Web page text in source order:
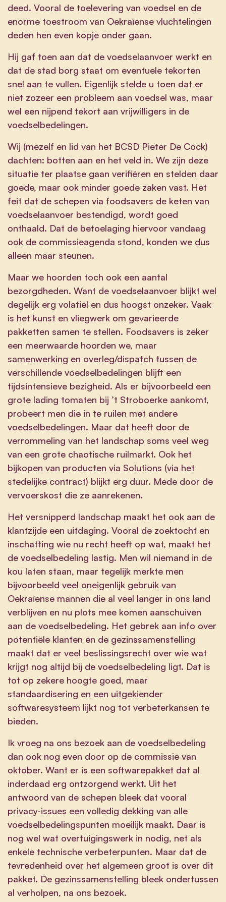
deed. Vooral de toelevering van voedsel en de
enorme toestroom van Oekraïense vluchtelingen
deden hen even kopje onder gaan.
Hij gaf toen aan dat de voedselaanvoer werkt en
dat de stad borg staat om eventuele tekorten
snel aan te vullen. Eigenlijk stelde u toen dat er
niet zozeer een probleem aan voedsel was, maar
wel een nijpend tekort aan vrijwilligers in de
voedselbedelingen.
Wij (mezelf en lid van het BCSD Pieter De Cock)
dachten: botten aan en het veld in. We zijn deze
situatie ter plaatse gaan verifiëren en stelden daar
goede, maar ook minder goede zaken vast. Het
feit dat de schepen via foodsavers de keten van
voedselaanvoer bestendigd, wordt goed
onthaald. Dat de betoelaging hiervoor vandaag
ook de commissieagenda stond, konden we dus
alleen maar steunen.
Maar we hoorden toch ook een aantal
bezorgdheden. Want de voedselaanvoer blijkt wel
degelijk erg volatiel en dus hoogst onzeker. Vaak
is het kunst en vliegwerk om gevarieerde
pakketten samen te stellen. Foodsavers is zeker
een meerwaarde hoorden we, maar
samenwerking en overleg/dispatch tussen de
verschillende voedselbedelingen blijft een
tijdsintensieve bezigheid. Als er bijvoorbeeld een
grote lading tomaten bij ’t Stroboerke aankomt,
probeert men die in te ruilen met andere
voedselbedelingen. Maar dat heeft door de
verrommeling van het landschap soms veel weg
van een grote chaotische ruilmarkt. Ook het
bijkopen van producten via Solutions (via het
stedelijke contract) blijkt erg duur. Mede door de
vervoerskost die ze aanrekenen.
Het versnipperd landschap maakt het ook aan de
klantzijde een uitdaging. Vooral de zoektocht en
inschatting wie nu recht heeft op wat, maakt het
de voedselbedeling lastig. Men wil niemand in de
kou laten staan, maar tegelijk merkte men
bijvoorbeeld veel oneigenlijk gebruik van
Oekraïense mannen die al veel langer in ons land
verblijven en nu plots mee komen aanschuiven
aan de voedselbedeling. Het gebrek aan info over
potentiële klanten en de gezinssamenstelling
maakt dat er veel beslissingsrecht over wie wat
krijgt nog altijd bij de voedselbedeling ligt. Dat is
tot op zekere hoogte goed, maar
standaardisering en een uitgekiender
softwaresysteem lijkt nog tot verbeterkansen te
bieden.
Ik vroeg na ons bezoek aan de voedselbedeling
dan ook nog even door op de commissie van
oktober. Want er is een softwarepakket dat al
inderdaad erg ontzorgend werkt. Uit het
antwoord van de schepen bleek dat vooral
privacy-issues een volledig dekking van alle
voedselbedelingspunten moeilijk maakt. Daar is
nog wel wat overtuigingswerk in nodig, net als
enkele technische verbeterpunten. Maar dat de
tevredenheid over het algemeen groot is over dit
pakket. De gezinssamenstelling bleek ondertussen
al verholpen, na ons bezoek.